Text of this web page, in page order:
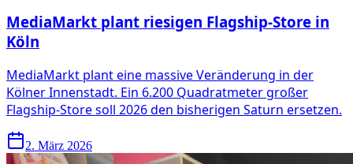
MediaMarkt plant riesigen Flagship-Store in
Köln
MediaMarkt plant eine massive Veränderung in der
Kölner Innenstadt. Ein 6.200 Quadratmeter großer
Flagship-Store soll 2026 den bisherigen Saturn ersetzen.
2. März 2026